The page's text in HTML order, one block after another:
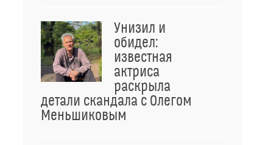
Унизил и
обидел:
известная
актриса
раскрыла
детали скандала с Олегом
Меньшиковым